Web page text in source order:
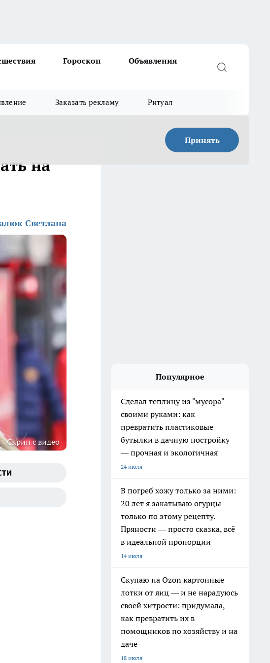
Гороскоп
Объявления
Заказать рекламу Ритуал
Принять
на
Светлана
Скрин с видео
Популярное
Сделал теплицу из "мусора"
своими руками: как
превратить пластиковые
бутылки в дачную постройку
— прочная и экологичная
24 июля
В погреб хожу только за ними:
20 лет я закатываю огурцы
только по этому рецепту.
Пряности — просто сказка, всё
в идеальной пропорции
14 июля
Скупаю на Ozon картонные
лотки от яиц — и не нарадуюсь
своей хитрости: придумала,
как превратить их в
помощников по хозяйству и на
даче
18 июля